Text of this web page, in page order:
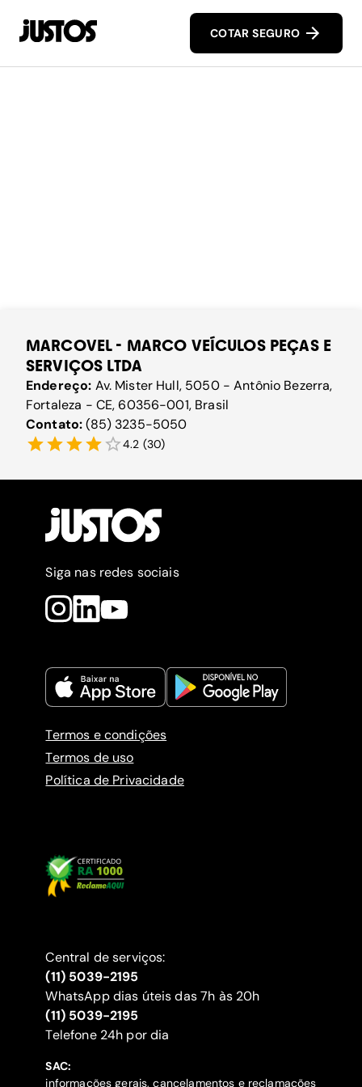
COTAR SEGURO
MARCOVEL - MARCO VEÍCULOS PEÇAS E
SERVIÇOS LTDA
Endereço: Av. Mister Hull, 5050 - Antônio Bezerra,
Fortaleza - CE, 60356-001, Brasil
Contato:(85) 3235-5050
4.2 (30)
Siga nas redes sociais
Termos e condições
Termos de uso
Política de Privacidade
Central de serviços:
(11) 5039-2195
WhatsApp dias úteis das 7h às 20h
(11) 5039-2195
‍Telefone 24h por dia
SAC:
informações gerais, cancelamentos e reclamações